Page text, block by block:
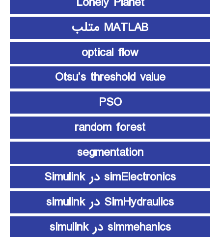
MATLAB متلب
optical flow
Otsu’s threshold value
PSO
random forest
segmentation
simElectronics در Simulink
SimHydraulics در simulink
simmehanics در simulink